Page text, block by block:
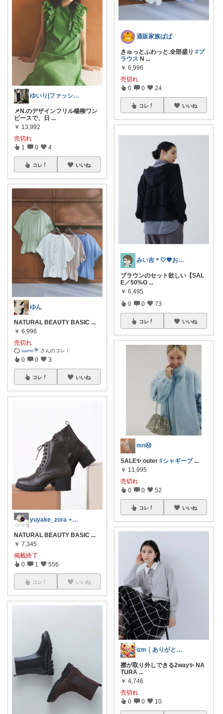
ゆいり|ファッション👗
📌N.のデザインフリル楊柳ワン
ピースで、日 ...
￥ 13,992
売切れ
1 0 4
コレ いいね
ゆん
NATURAL BEAUTY BASIC ...
￥ 6,996
売切れ
samo💐 さんのコレ！
0 0 3
コレ いいね
yuyake_zora ⋆˚⟡˖ ࣪
NATURAL BEAUTY BASIC ...
￥ 7,345
掲載終了
0 1 556
コレ いいね
通販家族ぱぱ
きゅっとふわっと.全部盛り #ブ
ラウス N ...
￥ 6,996
売切れ
0 0 24
コレ いいね
みい吉＊🤍🖤お買上げ感謝＊
ブラウンのセット欲しい【SAL
E／50%O ...
￥ 6,495
0 0 73
コレ いいね
mnⓂ︎
SALE✨ outer #シャギーブ ...
￥ 11,995
売切れ
0 0 52
コレ いいね
izm｜ありがとうございます🌿
襟が取り外しできる2way✨ NA
TURA ...
￥ 4,746
売切れ
0 0 10